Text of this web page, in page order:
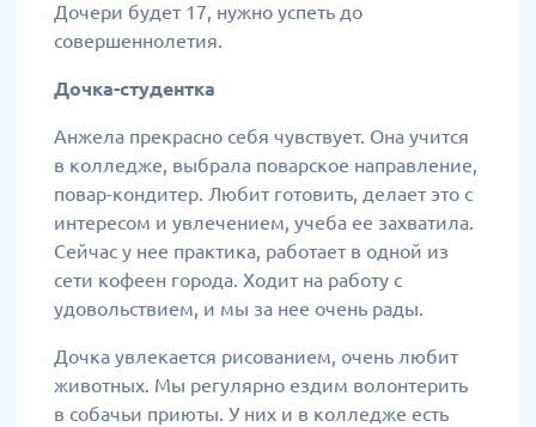
Дочери будет 17, нужно успеть до
совершеннолетия.
Дочка-студентка
Анжела прекрасно себя чувствует. Она учится
в колледже, выбрала поварское направление,
повар-кондитер. Любит готовить, делает это с
интересом и увлечением, учеба ее захватила.
Сейчас у нее практика, работает в одной из
сети кофеен города. Ходит на работу с
удовольствием, и мы за нее очень рады.
Дочка увлекается рисованием, очень любит
животных. Мы регулярно ездим волонтерить
в собачьи приюты. У них и в колледже есть